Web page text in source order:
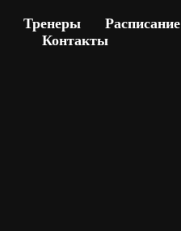
Тренеры Расписание
Контакты